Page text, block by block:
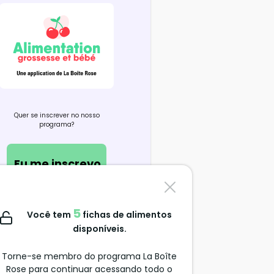
Quer se inscrever no nosso
programa?
Eu me inscrevo
Contate-nos
support@alimentation-
Você tem 5 fichas de alimentos
disponíveis.
Torne-se membro do programa La Boîte
Rose para continuar acessando todo o